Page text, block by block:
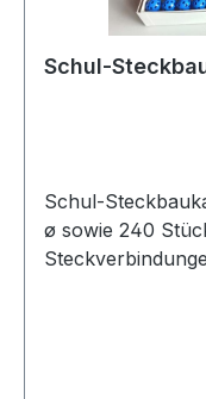
Starterset für
Schul-
Schul-Steckbaukasten 180 farbige
ø sowie 240